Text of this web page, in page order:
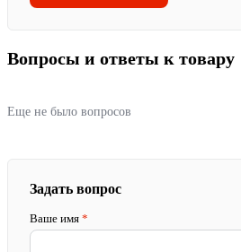
Вопросы и ответы к товару
Еще не было вопросов
Задать вопрос
Ваше имя *